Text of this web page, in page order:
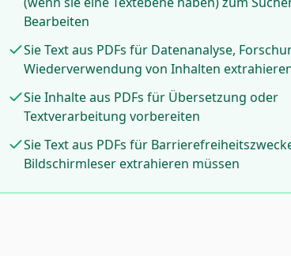
Bearbeiten
Sie Text aus PDFs für Datenanalyse,
Wiederverwendung von Inhalten
Sie Inhalte aus PDFs für Übersetzung oder
Textverarbeitung vorbereiten
Sie Text aus PDFs für
Bildschirmleser extrahieren müssen